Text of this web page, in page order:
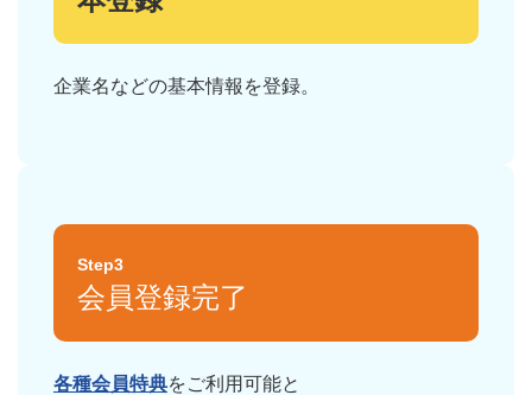
企業名などの基本情報を登録。
Step3
会員登録完了
各種会員特典をご利用可能と